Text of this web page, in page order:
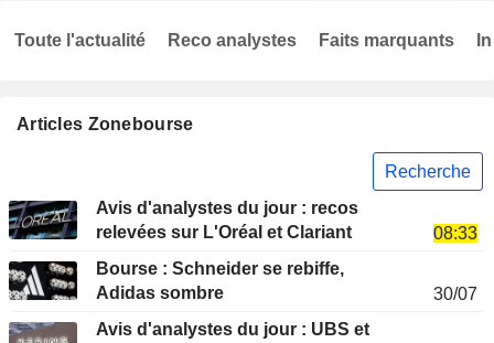
Articles Zonebourse
Recherche
Avis d'analystes du jour : recos
relevées sur L'Oréal et Clariant
08:33
Bourse : Schneider se rebiffe,
Adidas sombre
30/07
Avis d'analystes du jour : UBS et
Toute l'actualité Reco analystes Faits marquants